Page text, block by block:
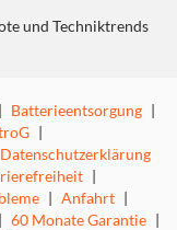
und Techniktrends
| Batterieentsorgung |
|
Datenschutzerklärung
|
| Anfahrt |
| 60 Monate Garantie |